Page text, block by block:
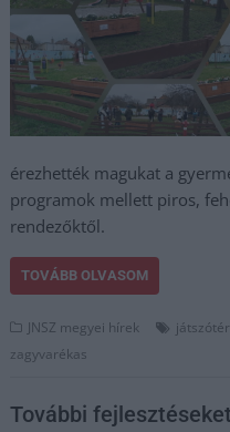
érezhették magukat a
programok mellett piros,
rendezőktől.
TOVÁBB OLVASOM
JNSZ megyei hírek játszótér
zagyvarékas
További